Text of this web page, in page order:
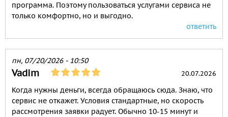
программа. Поэтому пользоваться услугами сервиса не
только комфортно, но и выгодно.
ответить
пн, 07/20/2026 - 10:50
Vadim 20.07.2026
Когда нужны деньги, всегда обращаюсь сюда. Знаю, что
сервис не откажет. Условия стандартные, но скорость
рассмотрения заявки радует. Обычно 10-15 минут и